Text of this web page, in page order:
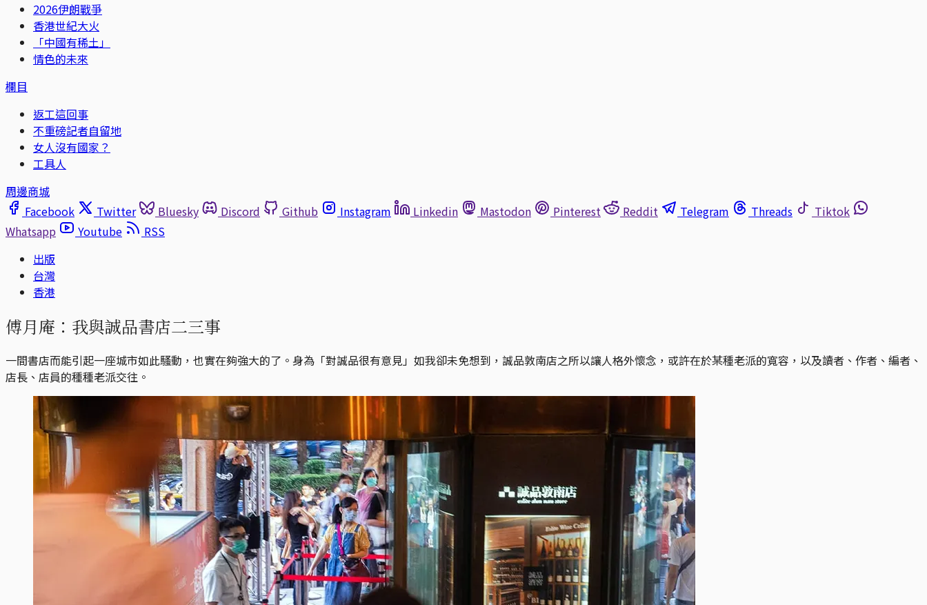
2026伊朗戰爭
香港世紀大火
「中國有稀土」
情色的未來
欄目
返工這回事
不重磅記者自留地
女人沒有國家？
工具人
周邊商城
Facebook
Twitter Bluesky Discord Github Instagram Linkedin Mastodon Pinterest Reddit Telegram Threads
Tiktok
Whatsapp
Youtube
RSS
出版
台灣
香港
傅月庵：我與誠品書店二三事
一間書店而能引起一座城市如此騷動，也實在夠強大的了。身為「對誠品很有意見」如我卻未免想到，誠品敦南店之所以讓人格外懷念，或許在於某種老派的寬容，以及讀者、作者、編者、
店長、店員的種種老派交往。